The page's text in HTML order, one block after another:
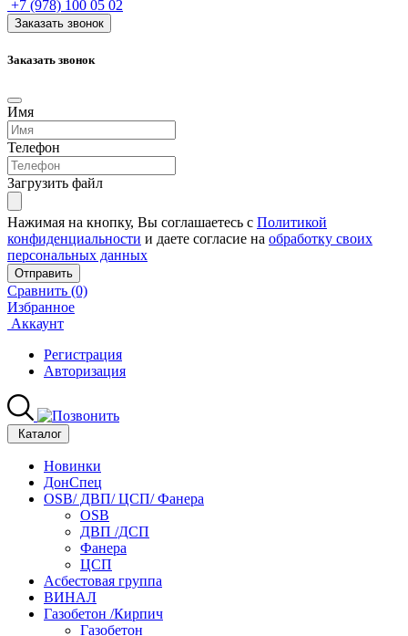
+7 (978) 100 05 02
Заказать звонок
Заказать звонок
Имя
Телефон
Загрузить файл
Нажимая на кнопку, Вы соглашаетесь с Политикой
конфиденциальности и даете согласие на обработку своих
персональных данных
Отправить
Сравнить (0)
Избранное
Аккаунт
Регистрация
Авторизация
Каталог
Новинки
ДонСпец
OSB/ ДВП/ ЦСП/ Фанера
OSB
ДВП /ДСП
Фанера
ЦСП
Асбестовая группа
ВИНАЛ
Газобетон /Кирпич
Газобетон